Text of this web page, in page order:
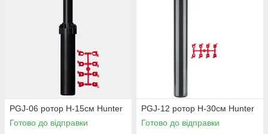
PGJ-06 ротор H-15см Hunter
Готово до відправки
PGJ-12 ротор H-30см Hunter
Готово до відправки